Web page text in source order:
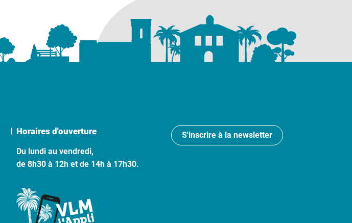
Horaires d'ouverture
Du lundi au vendredi,
de 8h30 à 12h et de 14h à 17h30.
S'inscrire à la newsletter